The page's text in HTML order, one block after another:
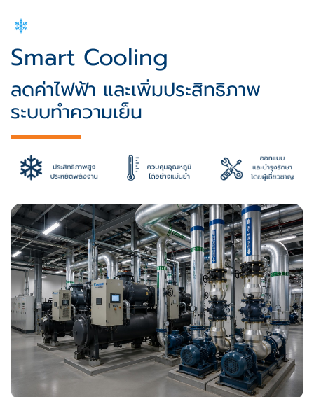
Smart Cooling
ลดค่าไฟฟ้า และเพิ่มประสิทธิภาพ
ระบบทำความเย็น